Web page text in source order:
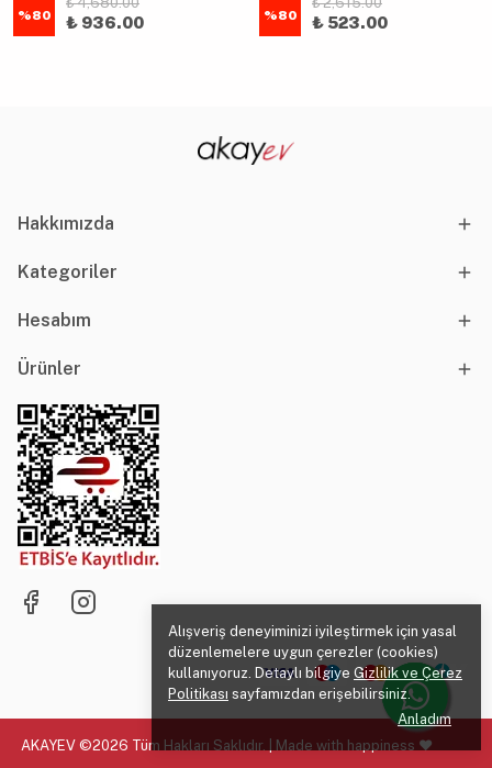
Alışveriş deneyiminizi iyileştirmek için yasal
düzenlemelere uygun çerezler (cookies)
kullanıyoruz. Detaylı bilgiye Gizlilik ve Çerez
Politikası sayfamızdan erişebilirsiniz.
Anladım
%80 ₺ 936.00 %80 ₺ 523.00
Hakkımızda
Kategoriler
Hesabım
Ürünler
AKAYEV ©2026 Tüm Hakları Saklıdır. | Made with happiness ♥